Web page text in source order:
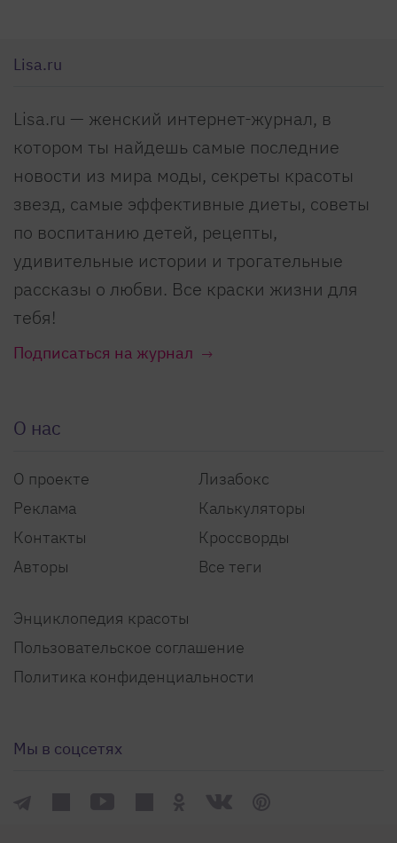
Lisa.ru
Lisa.ru — женский интернет-журнал, в
котором ты найдешь самые последние
новости из мира моды, секреты красоты
звезд, самые эффективные диеты, советы
по воспитанию детей, рецепты,
удивительные истории и трогательные
рассказы о любви. Все краски жизни для
тебя!
Подписаться на журнал
О нас
О проекте
Реклама
Контакты
Авторы
Лизабокс
Калькуляторы
Кроссворды
Все теги
Энциклопедия красоты
Пользовательское соглашение
Политика конфиденциальности
Мы в соцсетях